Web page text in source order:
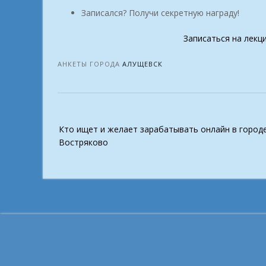
Записался? Получи секретную награду!
Записаться на
АНКЕТЫ ГОРОДА АЛУЩЕВСК
navigation
Кто ищет и желает зарабатывать онлайн в
Востряково